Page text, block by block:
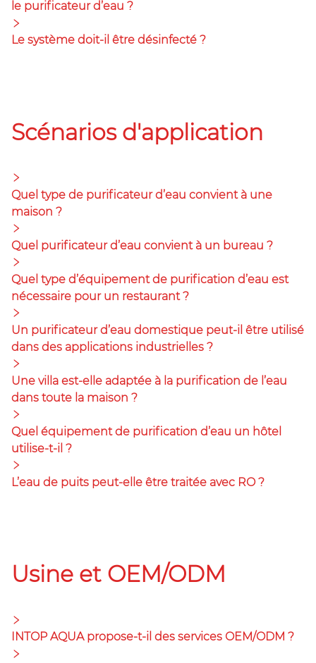
le purificateur d’eau ?
Le système doit-il être désinfecté ?
Scénarios d'application
Quel type de purificateur d’eau convient à une
maison ?
Quel purificateur d’eau convient à un bureau ?
Quel type d’équipement de purification d’eau est
nécessaire pour un restaurant ?
Un purificateur d’eau domestique peut-il être utilisé
dans des applications industrielles ?
Une villa est-elle adaptée à la purification de l’eau
dans toute la maison ?
Quel équipement de purification d’eau un hôtel
utilise-t-il ?
L’eau de puits peut-elle être traitée avec RO ?
Usine et OEM/ODM
INTOP AQUA propose-t-il des services OEM/ODM ?